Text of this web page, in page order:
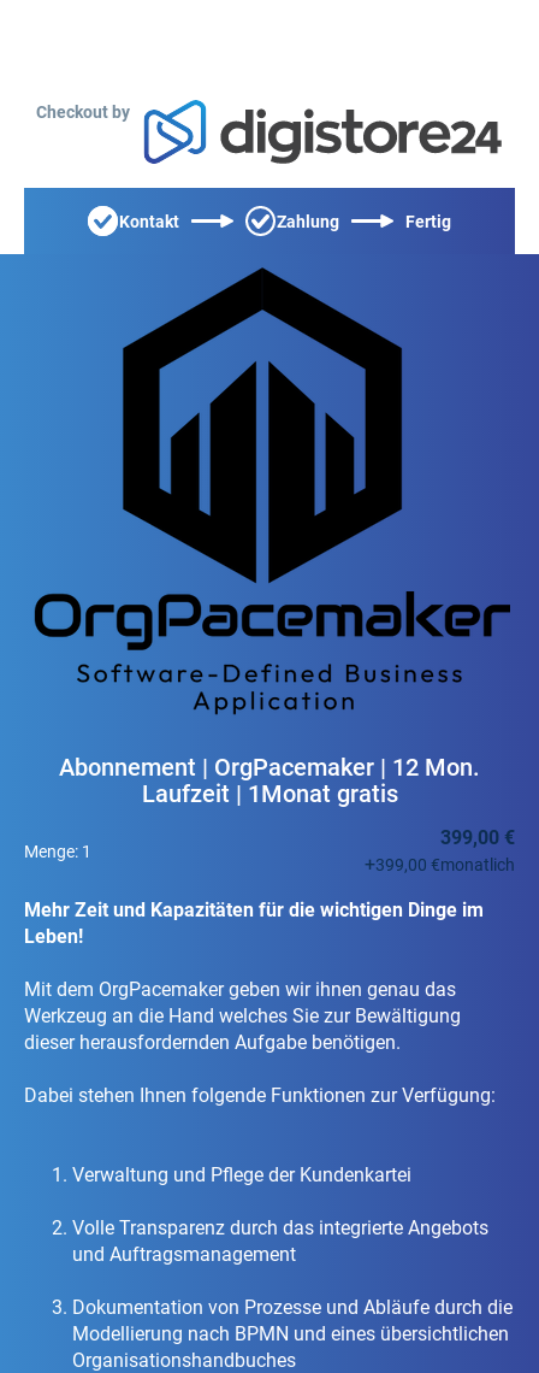
Checkout by
Kontakt Zahlung Fertig
Abonnement | OrgPacemaker | 12 Mon.
Laufzeit | 1Monat gratis
Menge: 1
399,00 €
+399,00 €monatlich
Mehr Zeit und Kapazitäten für die wichtigen Dinge im
Leben!
Mit dem OrgPacemaker geben wir ihnen genau das
Werkzeug an die Hand welches Sie zur Bewältigung
dieser herausfordernden Aufgabe benötigen.
Dabei stehen Ihnen folgende Funktionen zur Verfügung:
​Verwaltung und Pflege der Kundenkartei
Volle Transparenz durch das integrierte Angebots
und Auftragsmanagement
Dokumentation von Prozesse und Abläufe durch die
Modellierung nach BPMN und eines übersichtlichen
Organisationshandbuches